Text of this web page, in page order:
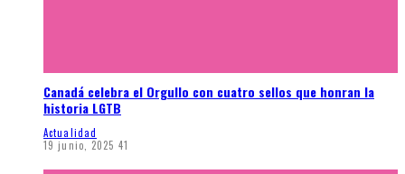
Canadá celebra el Orgullo con cuatro sellos que honran la
historia LGTB
Actualidad
19 junio, 2025 41